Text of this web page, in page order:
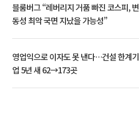
블룸버그 “레버리지 거품 빠진 코스피, 변
동성 최악 국면 지났을 가능성”
영업익으로 이자도 못 낸다…건설 한계기
업 5년 새 62→173곳